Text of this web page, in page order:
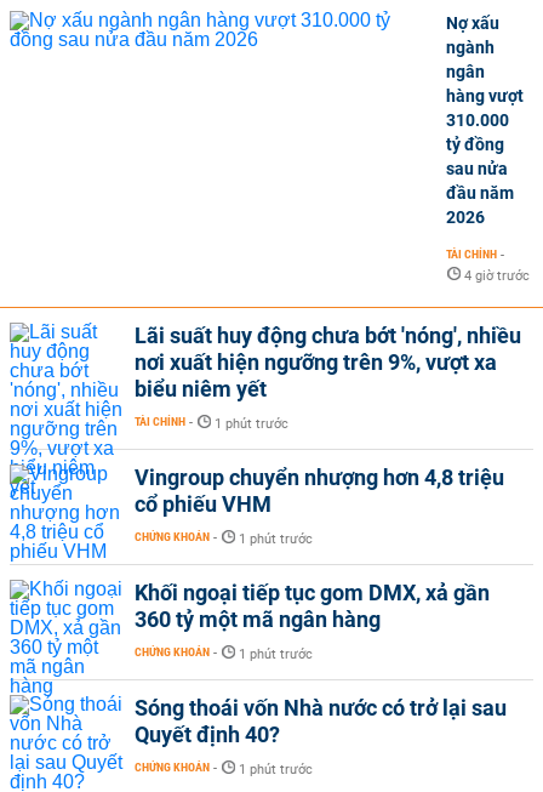
Nợ xấu
ngành
ngân
hàng vượt
310.000
tỷ đồng
sau nửa
đầu năm
2026
TÀI CHÍNH -
4 giờ trước
Lãi suất huy động chưa bớt 'nóng', nhiều
nơi xuất hiện ngưỡng trên 9%, vượt xa
biểu niêm yết
TÀI CHÍNH - 1 phút trước
Vingroup chuyển nhượng hơn 4,8 triệu
cổ phiếu VHM
CHỨNG KHOÁN - 1 phút trước
Khối ngoại tiếp tục gom DMX, xả gần
360 tỷ một mã ngân hàng
CHỨNG KHOÁN - 1 phút trước
Sóng thoái vốn Nhà nước có trở lại sau
Quyết định 40?
CHỨNG KHOÁN - 1 phút trước